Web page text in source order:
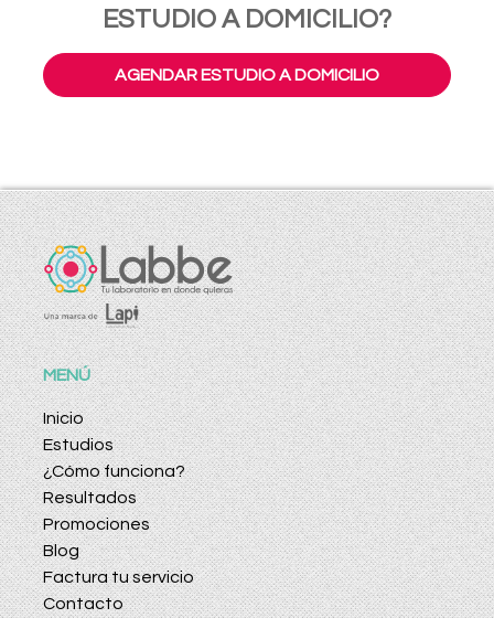
ESTUDIO A DOMICILIO?
AGENDAR ESTUDIO A DOMICILIO
MENÚ
Inicio
Estudios
¿Cómo funciona?
Resultados
Promociones
Blog
Factura tu servicio
Contacto